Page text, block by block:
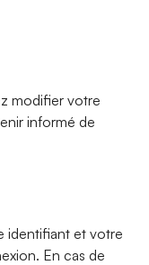
modifier votre
informé de
identifiant et votre
En cas de